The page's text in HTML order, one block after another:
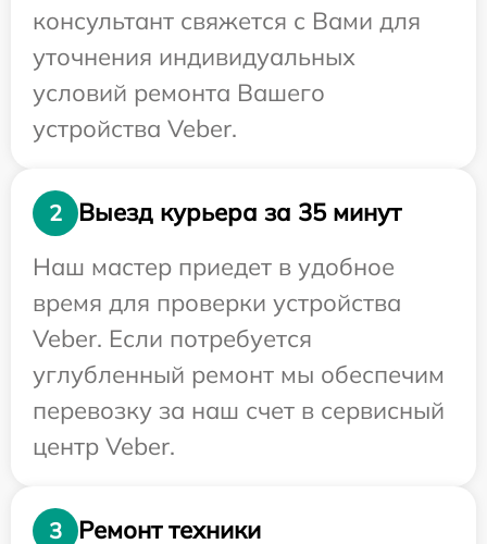
консультант свяжется с Вами для
уточнения индивидуальных
условий ремонта Вашего
устройства Veber.
2
Выезд курьера за 35 минут
Наш мастер приедет в удобное
время для проверки устройства
Veber. Если потребуется
углубленный ремонт мы обеспечим
перевозку за наш счет в сервисный
центр Veber.
3 Ремонт техники